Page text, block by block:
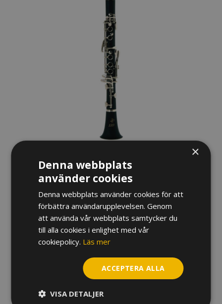
KLARINETT I E♭ JOHN PACKER
JP123, REDUCERAD MEKANIK
I lager
×
Denna webbplats
använder cookies
Denna webbplats använder cookies för att
förbättra användarupplevelsen. Genom
att använda vår webbplats samtycker du
till alla cookies i enlighet med vår
cookiepolicy. Läs mer
ACCEPTERA ALLA
VISA DETALJER